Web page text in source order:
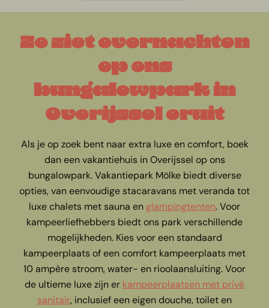
Zo ziet overnachten
op ons
bungalowpark in
Overijssel eruit
Als je op zoek bent naar extra luxe en comfort, boek
dan een vakantiehuis in Overijssel op ons
bungalowpark. Vakantiepark Mölke biedt diverse
opties, van eenvoudige stacaravans met veranda tot
luxe chalets met sauna en glampingtenten. Voor
kampeerliefhebbers biedt ons park verschillende
mogelijkheden. Kies voor een standaard
kampeerplaats of een comfort kampeerplaats met
10 ampère stroom, water- en rioolaansluiting. Voor
de ultieme luxe zijn er kampeerplaatsen met privé
sanitair, inclusief een eigen douche, toilet en